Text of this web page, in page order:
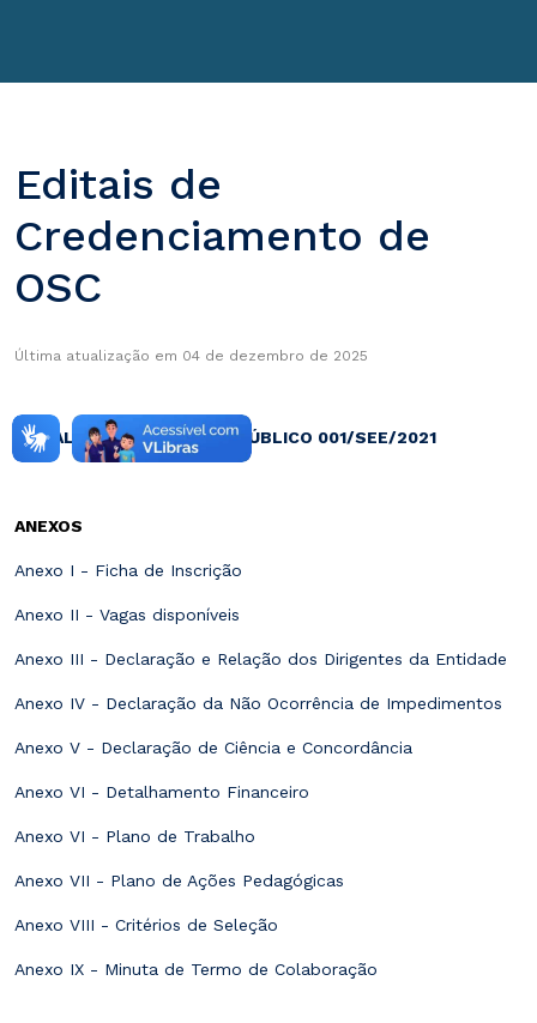
Editais de
Credenciamento de
OSC
Última atualização em 04 de dezembro de 2025
EDITAL DE CHAMAMENTO PÚBLICO 001/SEE/2021
ANEXOS
Anexo I - Ficha de Inscrição
Anexo II - Vagas disponíveis
Anexo III - Declaração e Relação dos Dirigentes da Entidade
Anexo IV - Declaração da Não Ocorrência de Impedimentos
Anexo V - Declaração de Ciência e Concordância
Anexo VI - Detalhamento Financeiro
Anexo VI - Plano de Trabalho
Anexo VII - Plano de Ações Pedagógicas
Anexo VIII - Critérios de Seleção
Anexo IX - Minuta de Termo de Colaboração